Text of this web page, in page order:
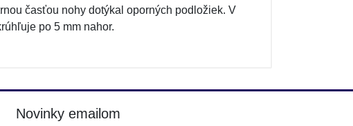
časťou nohy dotýkal oporných podložiek. V
po 5 mm nahor.
Novinky emailom